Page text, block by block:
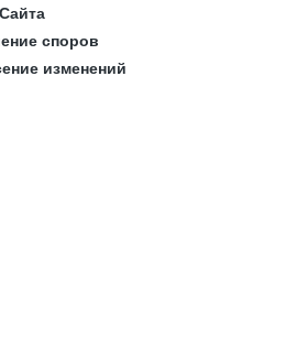
споров
изменений